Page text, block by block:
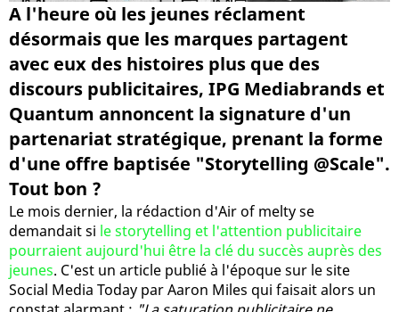
A l'heure où les jeunes réclament
désormais que les marques partagent
avec eux des histoires plus que des
discours publicitaires, IPG Mediabrands et
Quantum annoncent la signature d'un
partenariat stratégique, prenant la forme
d'une offre baptisée "Storytelling @Scale".
Tout bon ?
Le mois dernier, la rédaction d'Air of melty se
demandait si le storytelling et l'attention publicitaire
pourraient aujourd'hui être la clé du succès auprès des
jeunes. C'est un article publié à l'époque sur le site
Social Media Today par Aaron Miles qui faisait alors un